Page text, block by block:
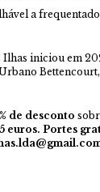
a
Ilhas iniciou em
de desconto
euros. Portes